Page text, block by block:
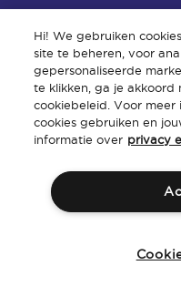
Klantenservice
Over
Hi! We gebruiken
site te beheren, voor
gepersonaliseerde
te klikken, ga je akkoord
cookiebeleid. Voor
cookies gebruiken en
informatie over privacy